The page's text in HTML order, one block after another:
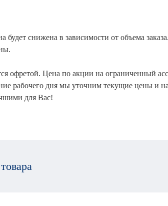
будет снижена в зависимости от объема
офретой. Цена по акции на ограниченный
рабочего дня мы уточним текущие цены и
для Вас!